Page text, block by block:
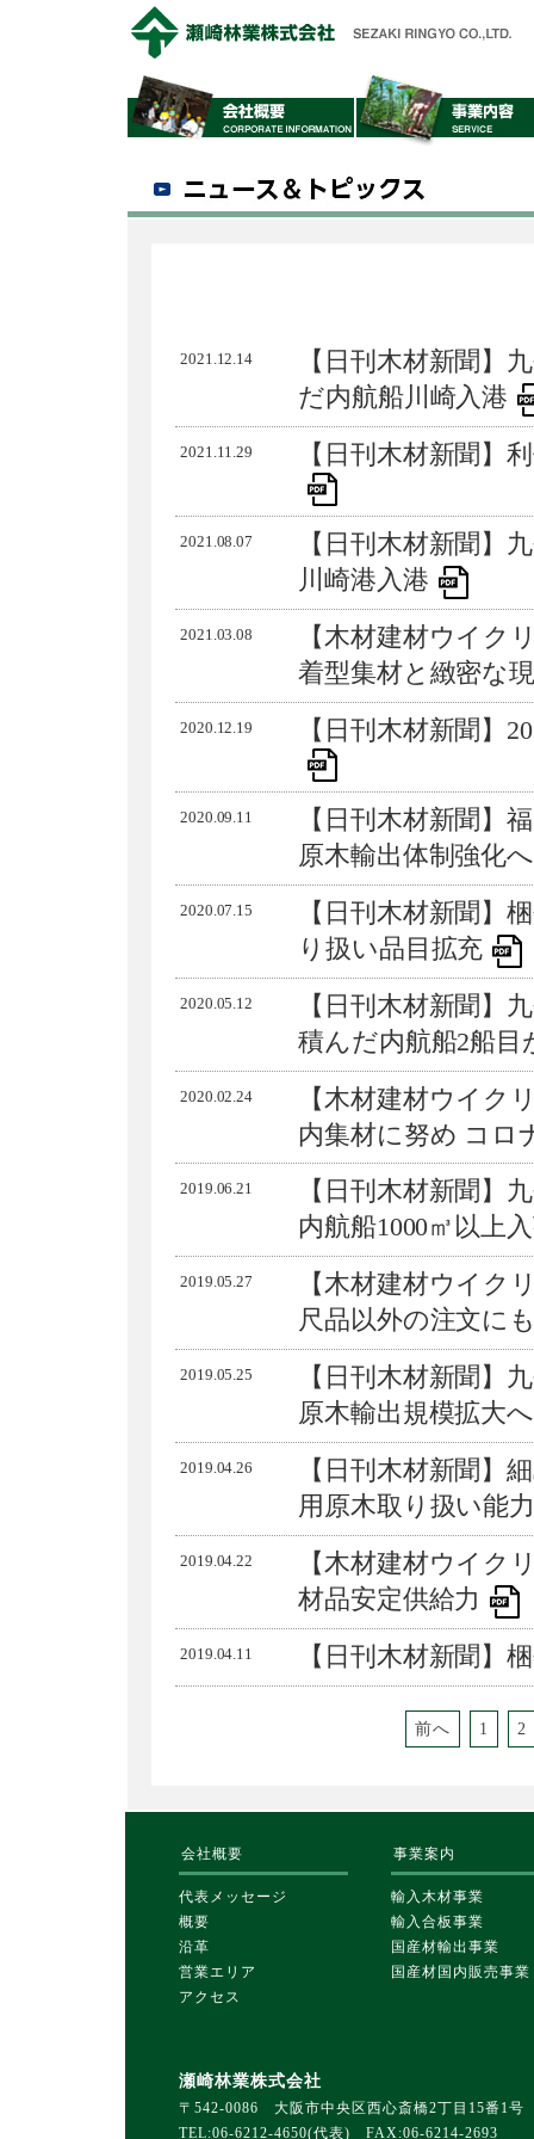
2021.12.14
【日刊木材新聞】
だ内航船川崎入港
2021.11.29 【日刊木材新聞】
2021.08.07
【日刊木材新聞】
川崎港入港
2021.03.08
【木材建材ウイク
着型集材と緻密な
2020.12.19 【日刊木材新聞】
2020.09.11
【日刊木材新聞】
原木輸出体制強化へ
2020.07.15
【日刊木材新聞】
り扱い品目拡充
2020.05.12
【日刊木材新聞】
積んだ内航船2船目
2020.02.24
【木材建材ウイク
内集材に努め コロ
2019.06.21
【日刊木材新聞
内航船1000㎥以上
2019.05.27
【木材建材ウイク
尺品以外の注文に
2019.05.25
【日刊木材新聞】
原木輸出規模拡大へ
2019.04.26
【日刊木材新聞】
用原木取り扱い能
2019.04.22
【木材建材ウイク
材品安定供給力
2019.04.11 【日刊木材新聞】
前へ 1 2
会社概要
代表メッセージ
概要
沿革
営業エリア
アクセス
事業案内
輸入木材事業
輸入合板事業
国産材輸出事業
国産材国内販売事業
瀬崎林業株式会社
〒542-0086 大阪市中央区西心斎橋2丁目15番1号
TEL:06-6212-4650(代表) FAX:06-6214-2693